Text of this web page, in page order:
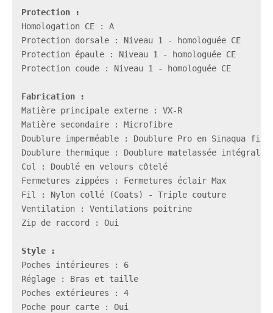
Protection
Homologation CE : A
Protection dorsale : Niveau 1 - homologuée CE
Protection épaule : Niveau 1 - homologuée CE
Protection coude : Niveau 1 - homologuée CE
Fabrication :
Matière secondaire : Microfibre
Doublure imperméable : Doublure Pro en Sinaqua fixe
Doublure thermique : Doublure matelassée intégrale
Col : Doublé en velours côtelé
Fermetures zippées : Fermetures éclair Max
Fil : Nylon collé (Coats) - Triple couture
Zip de raccord : Oui
Style :
Poches intérieures : 6
Réglage : Bras et taille
Poche pour carte